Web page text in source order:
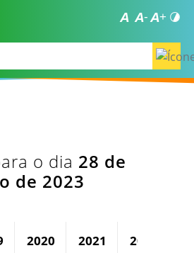
o dia 28 de
de 2023
2020 2021 2022